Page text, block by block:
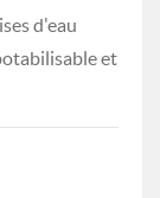
d'eau
et